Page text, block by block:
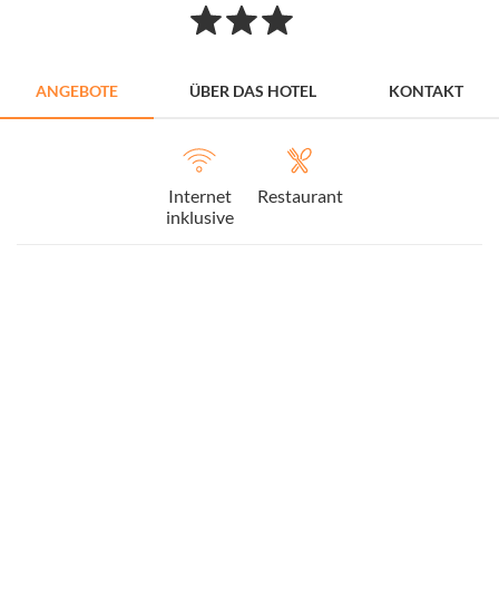
ANGEBOTE ÜBER DAS HOTEL KONTAKT
Internet
inklusive
Restaurant